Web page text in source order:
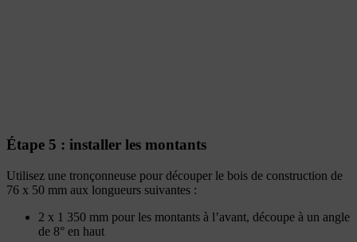
Étape 5 : installer les montants
Utilisez une tronçonneuse pour découper le bois de construction de
76 x 50 mm aux longueurs suivantes :
2 x 1 350 mm pour les montants à l’avant, découpe à un angle
de 8° en haut